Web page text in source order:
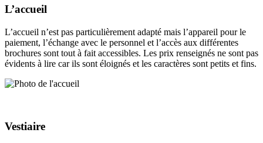
L’accueil
L’accueil n’est pas particulièrement adapté mais l’appareil pour le
paiement, l’échange avec le personnel et l’accès aux différentes
brochures sont tout à fait accessibles. Les prix renseignés ne sont pas
évidents à lire car ils sont éloignés et les caractères sont petits et fins.
Vestiaire